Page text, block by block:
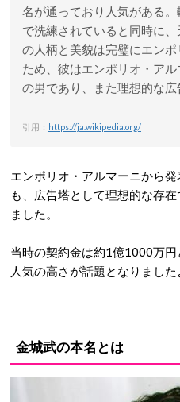
名が通っており人気がある
で洗練されていると同時に
の人柄と美貌は完璧にエン
ため、彼はエンポリオ・ア
の男であり、また理想的な広
引用： https://ja.wikipedia.org/
エンポリオ・アルマーニから
も、広告塔として理想的な存
ました。
当時の契約金は約1億1000万
人気の高さが話題となりました
金城武の本名とは